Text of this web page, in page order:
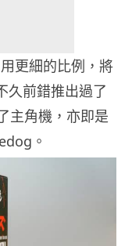
更細的比例，將
久前錯推出過了
主角機，亦即是
。